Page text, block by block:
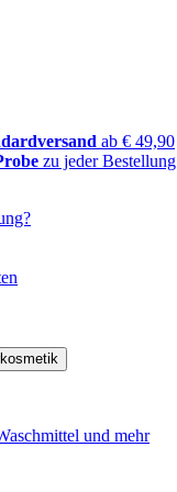
ab € 49,90
zu jeder Bestellung
und mehr